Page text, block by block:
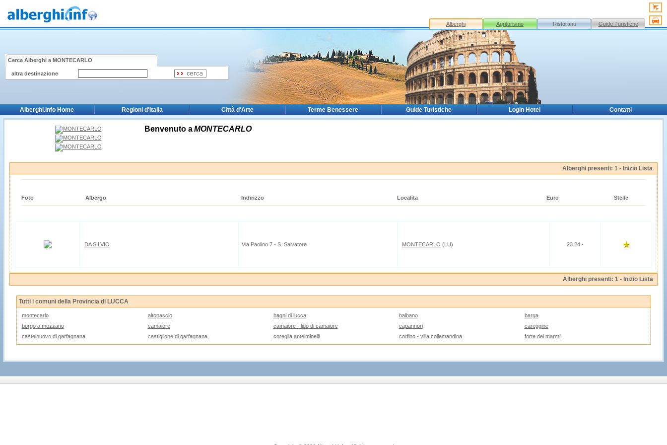
Alberghi Agriturismo Ristoranti Guide Turistiche
Cerca Alberghi a MONTECARLO
altra destinazione
Alberghi.info Home Regioni d'Italia Città d'Arte Terme Benessere Guide Turistiche Login Hotel Contatti
Benvenuto a MONTECARLO
Alberghi presenti: 1 - Inizio Lista
Foto Albergo Indirizzo Localita Euro Stelle
DA SILVIO Via Paolino 7 - S. Salvatore MONTECARLO (LU) 23.24 -
Alberghi presenti: 1 - Inizio Lista
Tutti i comuni della Provincia di LUCCA
montecarlo altopascio bagni di lucca balbano
barga
borgo a mozzano
camaiore camaiore - lido di camaiore capannori
careggine
castelnuovo di garfagnana
castiglione di garfagnana coreglia antelminelli corfino - villa collemandina forte dei marmi